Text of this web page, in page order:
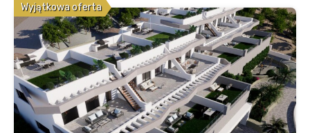
Wyjątkowa oferta